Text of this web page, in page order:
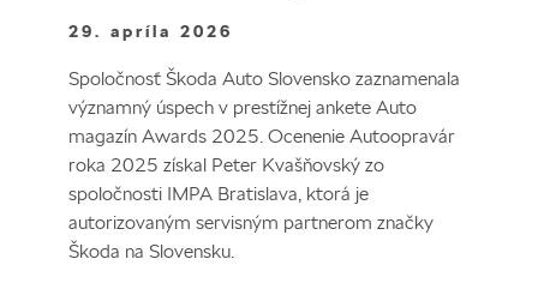
29. apríla 2026
Spoločnosť Škoda Auto Slovensko zaznamenala
významný úspech v prestížnej ankete Auto
magazín Awards 2025. Ocenenie Autoopravár
roka 2025 získal Peter Kvašňovský zo
spoločnosti IMPA Bratislava, ktorá je
autorizovaným servisným partnerom značky
Škoda na Slovensku.